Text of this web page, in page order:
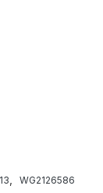
WG2126586